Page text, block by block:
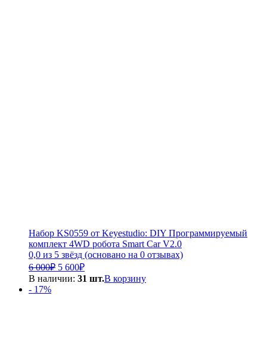
Набор KS0559 от Keyestudio: DIY Программируемый
комплект 4WD робота Smart Car V2.0
0,0 из 5 звёзд (основано на 0 отзывах)
6 000₽ Первоначальная
цена
5 600₽Текущая
цена:
В наличии: 31 шт.В корзину
- 17%